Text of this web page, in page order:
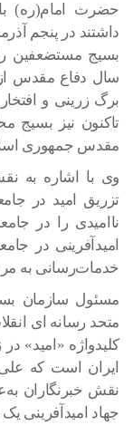
حضرت امام(ره)
داشتند در پنجم
بسیج مستضعفین
سال دفاع مقدس
برگ زرینی و
تاکنون نیز بسیج
مقدس جمهوری
وی با اشاره به
تزریق امید در
ناامیدی را در
امیدآفرینی در
خدمات‌رسانی به
مسئول سازمان
متحد رسانه ای
کلیدواژه «امید»
ایران است که
نقش خبرنگاران
جهاد امیدآفرینی